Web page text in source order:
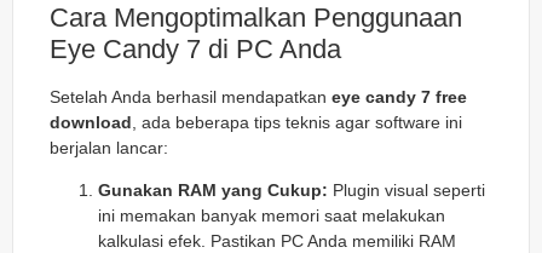
Cara Mengoptimalkan Penggunaan
Eye Candy 7 di PC Anda
Setelah Anda berhasil mendapatkan eye candy 7 free
download , ada beberapa tips teknis agar software ini
berjalan lancar:
Gunakan RAM yang Cukup: Plugin visual seperti
ini memakan banyak memori saat melakukan
kalkulasi efek. Pastikan PC Anda memiliki RAM